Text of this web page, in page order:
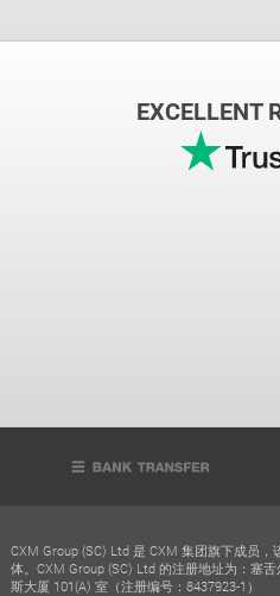
EXCELLENT
CXM Group (SC) Ltd 是 CXM 集团旗下成员
体。CXM Group (SC) Ltd 的注册地址为：塞
斯大厦 101(A) 室（注册编号：8437923-1）